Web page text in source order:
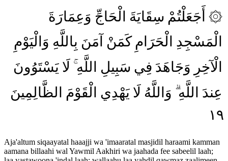
۞ أَجَعَلْتُمْ سِقَايَةَ الْحَاجِّ وَعِمَارَةَ
الْمَسْجِدِ الْحَرَامِ كَمَنْ آمَنَ بِاللَّهِ وَالْيَوْمِ
الْآخِرِ وَجَاهَدَ فِي سَبِيلِ اللَّهِ لَا يَسْتَوُونَ
عِندَ اللَّهِ وَاللَّهُ لَا يَهْدِي الْقَوْمَ
الظَّالِمِينَ
١٩
Aja'altum siqaayatal haaajji wa 'imaaratal masjidil haraami kamman
aamana billaahi wal Yawmil Aakhiri wa jaahada fee sabeelil laah;